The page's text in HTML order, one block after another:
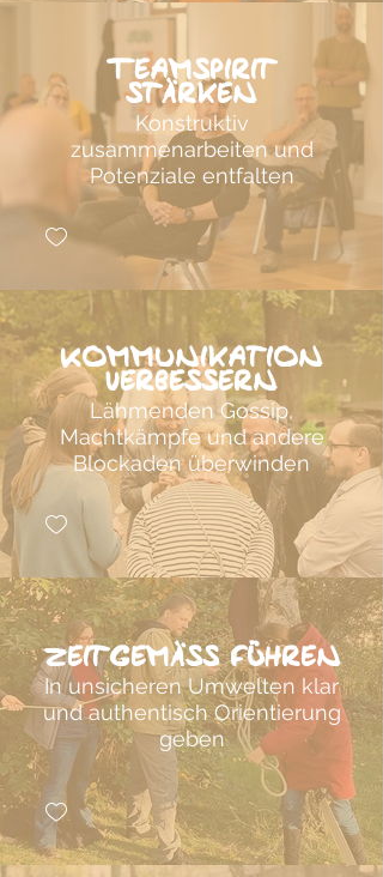
Teamspirit
stärken
Konstruktiv
zusammenarbeiten und
Potenziale entfalten
Kommunikation
verbessern
Lähmenden Gossip,
Machtkämpfe und andere
Blockaden überwinden
Zeitgemäss führen
In unsicheren Umwelten klar
und authentisch Orientierung
geben